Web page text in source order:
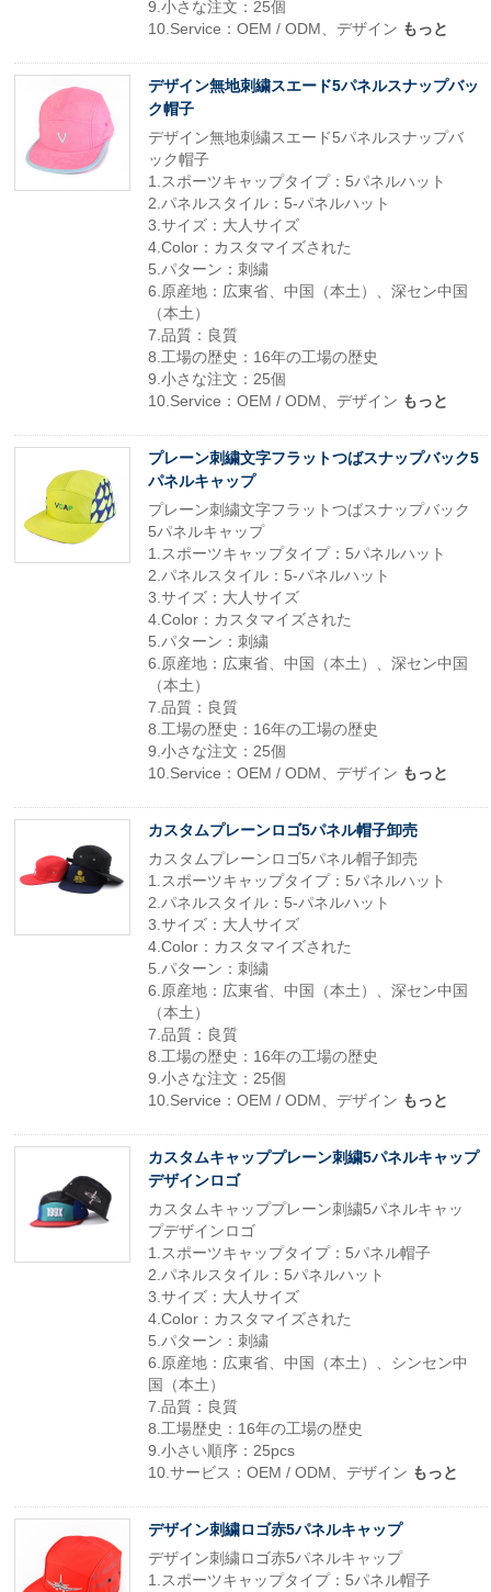
9.小さな注文：25個
10.Service：OEM / ODM、デザイン もっと
デザイン無地刺繍スエード5パネルスナップバッ
ク帽子
デザイン無地刺繍スエード5パネルスナップバ
ック帽子
1.スポーツキャップタイプ：5パネルハット
2.パネルスタイル：5-パネルハット
3.サイズ：大人サイズ
4.Color：カスタマイズされた
5.パターン：刺繍
6.原産地：広東省、中国（本土）、深セン中国
（本土）
7.品質：良質
8.工場の歴史：16年の工場の歴史
9.小さな注文：25個
10.Service：OEM / ODM、デザイン もっと
プレーン刺繍文字フラットつばスナップバック5
パネルキャップ
プレーン刺繍文字フラットつばスナップバック
5パネルキャップ
1.スポーツキャップタイプ：5パネルハット
2.パネルスタイル：5-パネルハット
3.サイズ：大人サイズ
4.Color：カスタマイズされた
5.パターン：刺繍
6.原産地：広東省、中国（本土）、深セン中国
（本土）
7.品質：良質
8.工場の歴史：16年の工場の歴史
9.小さな注文：25個
10.Service：OEM / ODM、デザイン もっと
カスタムプレーンロゴ5パネル帽子卸売
カスタムプレーンロゴ5パネル帽子卸売
1.スポーツキャップタイプ：5パネルハット
2.パネルスタイル：5-パネルハット
3.サイズ：大人サイズ
4.Color：カスタマイズされた
5.パターン：刺繍
6.原産地：広東省、中国（本土）、深セン中国
（本土）
7.品質：良質
8.工場の歴史：16年の工場の歴史
9.小さな注文：25個
10.Service：OEM / ODM、デザイン もっと
カスタムキャッププレーン刺繍5パネルキャップ
デザインロゴ
カスタムキャッププレーン刺繍5パネルキャッ
プデザインロゴ
1.スポーツキャップタイプ：5パネル帽子
2.パネルスタイル：5パネルハット
3.サイズ：大人サイズ
4.Color：カスタマイズされた
5.パターン：刺繍
6.原産地：広東省、中国（本土）、シンセン中
国（本土）
7.品質：良質
8.工場歴史：16年の工場の歴史
9.小さい順序：25pcs
10.サービス：OEM / ODM、デザイン もっと
デザイン刺繍ロゴ赤5パネルキャップ
デザイン刺繍ロゴ赤5パネルキャップ
1.スポーツキャップタイプ：5パネル帽子